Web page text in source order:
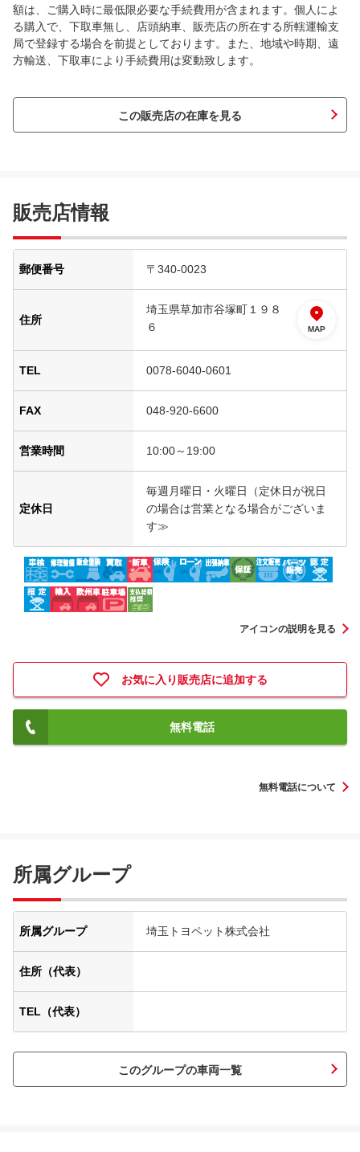
額は、ご購入時に最低限必要な手続費用が含まれます。個人によ
る購入で、下取車無し、店頭納車、販売店の所在する所轄運輸支
局で登録する場合を前提としております。また、地域や時期、遠
方輸送、下取車により手続費用は変動致します。
この販売店の在庫を見る
販売店情報
郵便番号 〒340-0023
住所
埼玉県草加市谷塚町１９８
６
MAP
TEL 0078-6040-0601
FAX 048-920-6600
営業時間 10:00～19:00
定休日
毎週月曜日・火曜日（定休日が祝日
の場合は営業となる場合がございま
す≫
アイコンの説明を見る
お気に入り販売店に追加する
無料電話
無料電話について
所属グループ
所属グループ 埼玉トヨペット株式会社
住所（代表）
TEL（代表）
このグループの車両一覧